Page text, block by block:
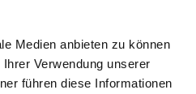
Medien anbieten zu können
Verwendung unserer
führen diese Informationen